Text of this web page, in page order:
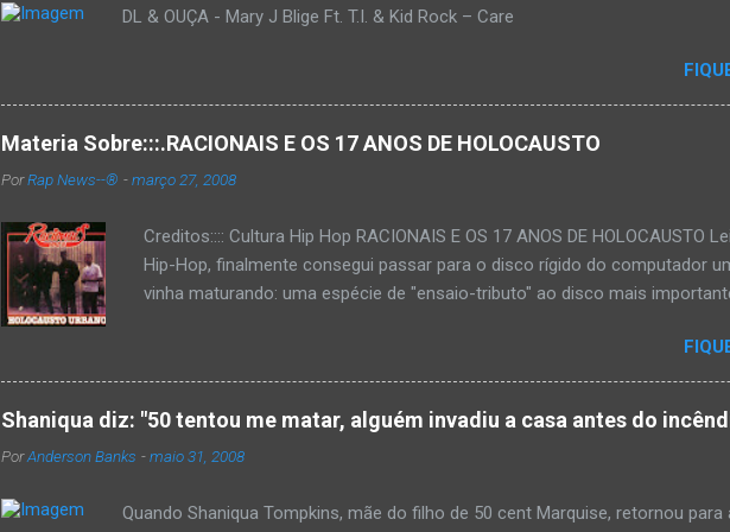
DL & OUÇA - Mary J Blige Ft. T.I. & Kid Rock – Care
Materia Sobre:::.RACIONAIS E OS 17 ANOS DE HOLOCAUSTO
PorRap News--® -março 27, 2008
Creditos:::: Cultura Hip Hop RACIONAIS E OS 17 ANOS DE HOLOCAUSTO
Hip-Hop, finalmente consegui passar para o disco rígido do computador
vinha maturando: uma espécie de "ensaio-tributo" ao disco mais
Como de costume, uma pequena digressão. É muito disseminada em
brasileiro não tem memória. Fala-se muito por aí que não cultuamos
rica história sociocultural. No que diz respeito ao hip-hop, cabe a nós,
minimamente responsáveis, tentar mudar essa trajetória de descaso e
Cultura Hip-Hop tornou-se mais um dos espaços de preservação e
Shaniqua diz: "50 tentou me matar, alguém invadiu a casa antes do
PorAnderson Banks -maio 31, 2008
Quando Shaniqua Tompkins, mãe do filho de 50 cent Marquise, retornou